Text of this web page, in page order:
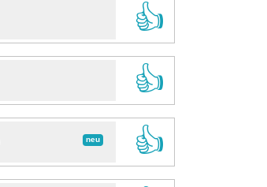
👍
👍
neu
👍